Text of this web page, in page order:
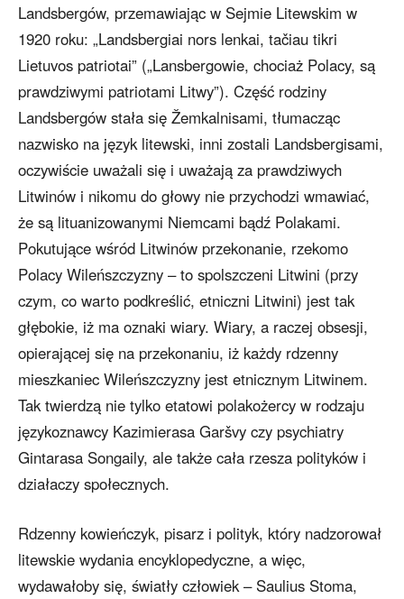
Landsbergów, przemawiając w Sejmie Litewskim w
1920 roku: „Landsbergiai nors lenkai, tačiau tikri
Lietuvos patriotai” („Lansbergowie, chociaż Polacy, są
prawdziwymi patriotami Litwy”). Część rodziny
Landsbergów stała się Žemkalnisami, tłumacząc
nazwisko na język litewski, inni zostali Landsbergisami,
oczywiście uważali się i uważają za prawdziwych
Litwinów i nikomu do głowy nie przychodzi wmawiać,
że są lituanizowanymi Niemcami bądź Polakami.
Pokutujące wśród Litwinów przekonanie, rzekomo
Polacy Wileńszczyzny – to spolszczeni Litwini (przy
czym, co warto podkreślić, etniczni Litwini) jest tak
głębokie, iż ma oznaki wiary. Wiary, a raczej obsesji,
opierającej się na przekonaniu, iż każdy rdzenny
mieszkaniec Wileńszczyzny jest etnicznym Litwinem.
Tak twierdzą nie tylko etatowi polakożercy w rodzaju
językoznawcy Kazimierasa Garšvy czy psychiatry
Gintarasa Songaily, ale także cała rzesza polityków i
działaczy społecznych.
Rdzenny kowieńczyk, pisarz i polityk, który nadzorował
litewskie wydania encyklopedyczne, a więc,
wydawałoby się, światły człowiek – Saulius Stoma,